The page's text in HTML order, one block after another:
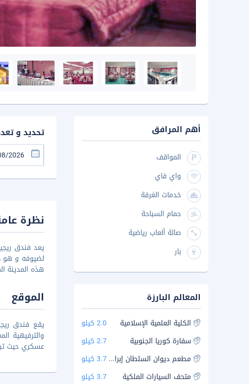
تحديد و
نظرة
لضيوفه و هو
هذه المدينة
الموقع
يقع فندق
عسكري حيث تبعد
أهم المرافق
المواقف
واي فاي
خدمات الغرفة
حمام السباحة
صالة ألعاب رياضية
بار
المعالم البارزة
الكلية العلمية الإسلامية
2.0 كيلو
سفارة كوريا الجنوبية
2.7 كيلو
مطعم ديوان السلطان إبراهيم3.7 كيلو
متحف السيارات الملكية
3.7 كيلو